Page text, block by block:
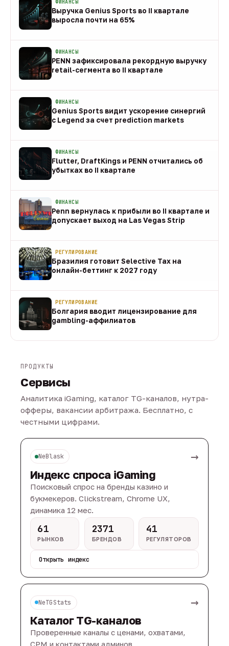
ФИНАНСЫ
Выручка Genius Sports во II квартале
выросла почти на 65%
ФИНАНСЫ
PENN зафиксировала рекордную выручку
retail-сегмента во II квартале
ФИНАНСЫ
Genius Sports видит ускорение синергий
с Legend за счет prediction markets
ФИНАНСЫ
Flutter, DraftKings и PENN отчитались об
убытках во II квартале
ФИНАНСЫ
Penn вернулась к прибыли во II квартале и
допускает выход на Las Vegas Strip
РЕГУЛИРОВАНИЕ
Бразилия готовит Selective Tax на
онлайн-беттинг к 2027 году
РЕГУЛИРОВАНИЕ
Болгария вводит лицензирование для
gambling-аффилиатов
ПРОДУКТЫ
Сервисы
Аналитика iGaming, каталог TG-каналов, нутра-
офферы, вакансии арбитража. Бесплатно, с
честными цифрами.
NeBlask →
Индекс спроса iGaming
Поисковый спрос на бренды казино и
букмекеров. Clickstream, Chrome UX,
динамика 12 мес.
61
РЫНКОВ
2371
БРЕНДОВ
41
РЕГУЛЯТОРОВ
Открыть индекс
NeTGStats →
Каталог TG-каналов
Проверенные каналы с ценами, охватами,
CPM и контактами админов.